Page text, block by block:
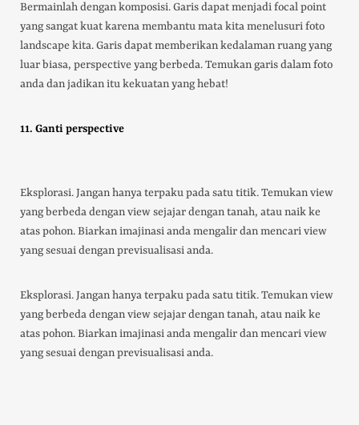
Bermainlah dengan komposisi. Garis dapat menjadi focal point
yang sangat kuat karena membantu mata kita menelusuri foto
landscape kita. Garis dapat memberikan kedalaman ruang yang
luar biasa, perspective yang berbeda. Temukan garis dalam foto
anda dan jadikan itu kekuatan yang hebat!
11. Ganti perspective
Eksplorasi. Jangan hanya terpaku pada satu titik. Temukan view
yang berbeda dengan view sejajar dengan tanah, atau naik ke
atas pohon. Biarkan imajinasi anda mengalir dan mencari view
yang sesuai dengan previsualisasi anda.
Eksplorasi. Jangan hanya terpaku pada satu titik. Temukan view
yang berbeda dengan view sejajar dengan tanah, atau naik ke
atas pohon. Biarkan imajinasi anda mengalir dan mencari view
yang sesuai dengan previsualisasi anda.